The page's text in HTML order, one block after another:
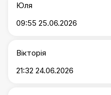
Юля
09:55 25.06.2026
Вікторія
21:32 24.06.2026